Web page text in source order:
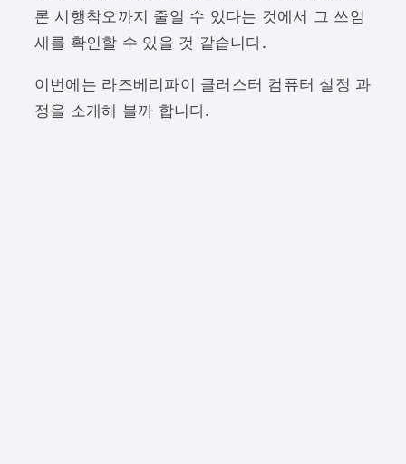
론 시행착오까지 줄일 수 있다는 것에서 그 쓰임
새를 확인할 수 있을 것 같습니다.
이번에는 라즈베리파이 클러스터 컴퓨터 설정 과
정을 소개해 볼까 합니다.